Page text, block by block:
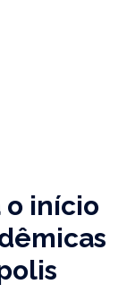
o início